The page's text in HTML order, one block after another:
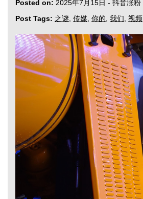
Posted on: 2025年7月15日 - 抖音涨粉
Post Tags: 之谜 传媒 你的 我们 视频